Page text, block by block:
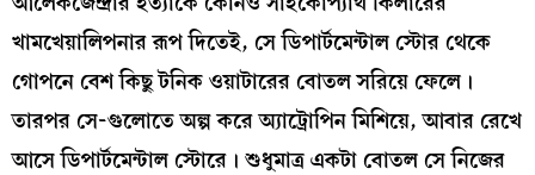
খামখেয়ালিপনার রূপ দিতেই, সে ডিপার্টমেন্টাল স্টোর থেকে
গোপনে বেশ কিছু টনিক ওয়াটারের বোতল সরিয়ে ফেলে।
তারপর সে-গুলোতে অল্প করে অ্যাট্রোপিন মিশিয়ে, আবার রেখে
আসে ডিপার্টমেন্টাল স্টোরে। শুধুমাত্র একটা বোতল সে নিজের